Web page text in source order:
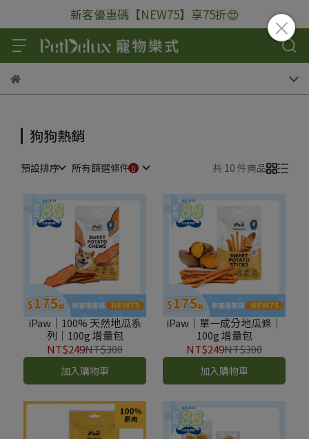
新客優惠碼【NEW75】享75折😍
狗狗熱銷
預設排序 所有篩選條件 共 10 件商品
iPaw｜100% 天然地瓜系
列｜100g 增量包
NT$249NT$300
加入購物車
iPaw｜單一成分地瓜條｜
100g 增量包
NT$249NT$300
加入購物車